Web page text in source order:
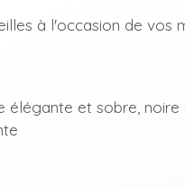
à l'occasion de vos
et sobre, noire